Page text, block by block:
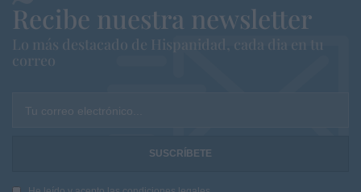
Recibe nuestra newsletter
Lo más destacado de Hispanidad, cada dia en tu
correo
Tu correo electrónico...